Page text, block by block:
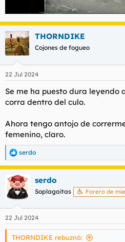
THORNDIKE
Cojones de fogueo
22 Jul 2024
Se me ha puesto dura leyendo
corra dentro del culo.
Ahora tengo antojo de
femenino, claro.
R
e
a
c
c
i
e
s
serdo
serdo
Soplagaitas Forero de
22 Jul 2024
THORNDIKE rebuznó: